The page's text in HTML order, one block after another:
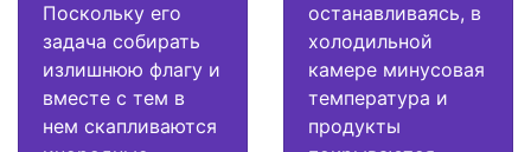
Поскольку его
задача собирать
излишнюю флагу и
вместе с тем в
нем скапливаются
останавливаясь, в
холодильной
камере минусовая
температура и
продукты